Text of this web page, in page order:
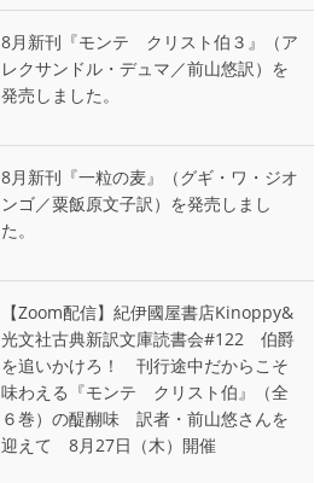
8月新刊『モンテ゠クリスト伯３』（ア
レクサンドル・デュマ／前山悠訳）を
発売しました。
8月新刊『一粒の麦』（グギ・ワ・ジオ
ンゴ／粟飯原文子訳）を発売しまし
た。
【Zoom配信】紀伊國屋書店Kinoppy&
光文社古典新訳文庫読書会#122 伯爵
を追いかけろ！ 刊行途中だからこそ
味わえる『モンテ゠クリスト伯』（全
６巻）の醍醐味 訳者・前山悠さんを
迎えて 8月27日（木）開催